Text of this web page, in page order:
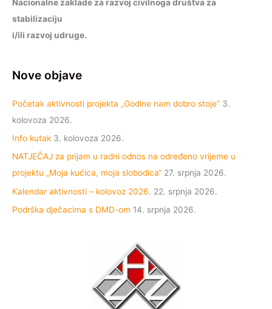
Nacionalne zaklade za razvoj civilnoga društva za
stabilizaciju
i/ili razvoj udruge.
Nove objave
Početak aktivnosti projekta „Godine nam dobro stoje“ 3.
kolovoza 2026.
Info kutak 3. kolovoza 2026.
NATJEČAJ za prijam u radni odnos na određeno vrijeme u
projektu „Moja kućica, moja slobodica“ 27. srpnja 2026.
Kalendar aktivnosti – kolovoz 2026. 22. srpnja 2026.
Podrška dječacima s DMD-om 14. srpnja 2026.